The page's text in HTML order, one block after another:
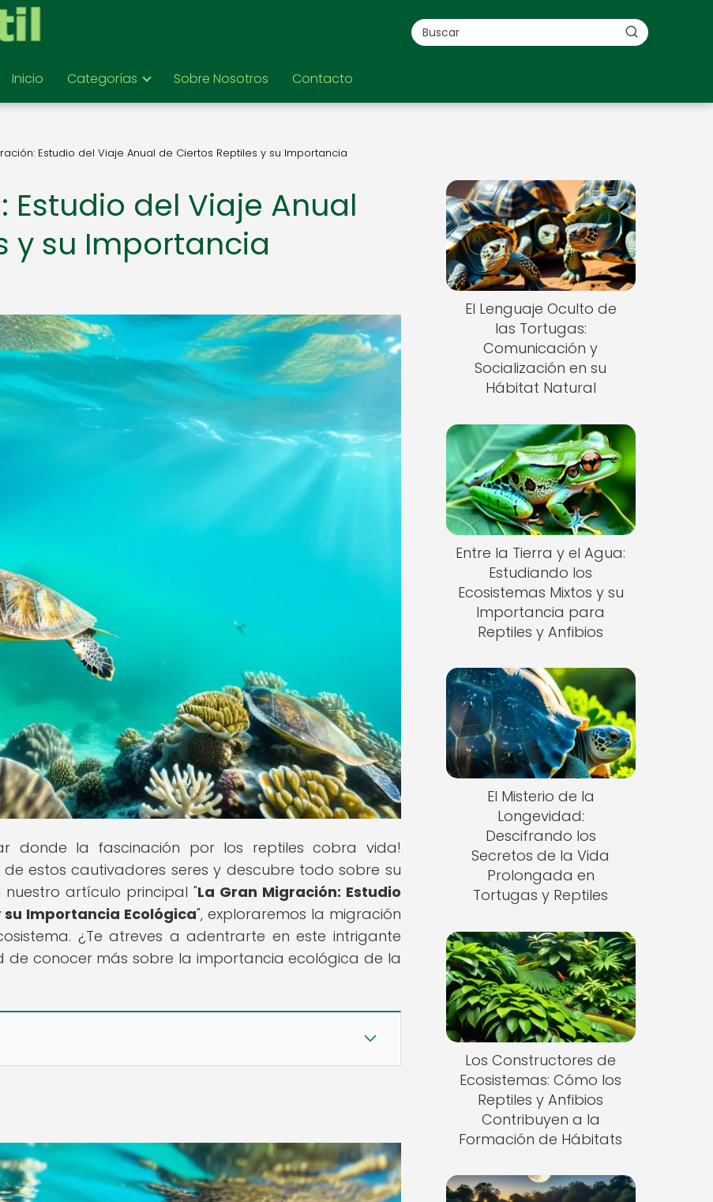
Inicio Categorías Sobre Nosotros Contacto
Estudio del Viaje Anual de Ciertos Reptiles y su Importancia
Estudio del Viaje Anual
y su Importancia
donde la fascinación por los reptiles cobra vida!
estos cautivadores seres y descubre todo sobre su
nuestro artículo principal "La Gran Migración: Estudio
Importancia Ecológica", exploraremos la migración
¿Te atreves a adentrarte en este intrigante
de conocer más sobre la importancia ecológica de la
El Lenguaje Oculto de
las Tortugas:
Comunicación y
Socialización en su
Hábitat Natural
Entre la Tierra y el Agua:
Estudiando los
Ecosistemas Mixtos y su
Importancia para
Reptiles y Anfibios
El Misterio de la
Longevidad:
Descifrando los
Secretos de la Vida
Prolongada en
Tortugas y Reptiles
Los Constructores de
Ecosistemas: Cómo los
Reptiles y Anfibios
Contribuyen a la
Formación de Hábitats